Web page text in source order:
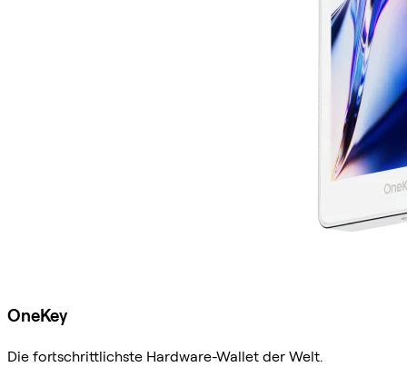
OneKey
Die fortschrittlichste Hardware-Wallet der Welt.